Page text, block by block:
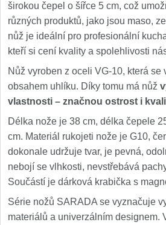
širokou čepel o šířce 5 cm, což
různých produktů, jako jsou maso,
nůž je ideální pro profesionální
kteří si cení kvality a spolehlivosti
Nůž vyroben z oceli VG-10, která se
obsahem uhlíku. Díky tomu má nůž
vlastnosti – značnou ostrost i
Délka nože je 38 cm, délka čepele
cm. Materiál rukojeti nože je G10,
dokonale udržuje tvar, je pevná,
nebojí se vlhkosti, nevstřebává
Součástí je dárková krabička s
Série nožů SARADA se vyznačuje
materiálů a univerzálním designem.